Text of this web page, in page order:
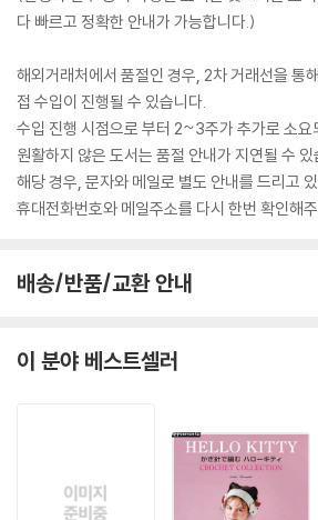
다 빠르고 정확한 안내가 가능합니다.)
해외거래처에서 품절인 경우, 2차 거래선을 통
접 수입이 진행될 수 있습니다.
수입 진행 시점으로 부터 2~3주가 추가로 소요
원활하지 않은 도서는 품절 안내가 지연될 수 있
해당 경우, 문자와 메일로 별도 안내를 드리고
휴대전화번호와 메일주소를 다시 한번 확인해
배송/반품/교환 안내
이 분야 베스트셀러